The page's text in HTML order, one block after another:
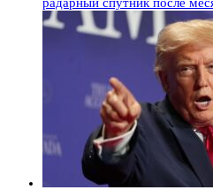
радарный спутник после